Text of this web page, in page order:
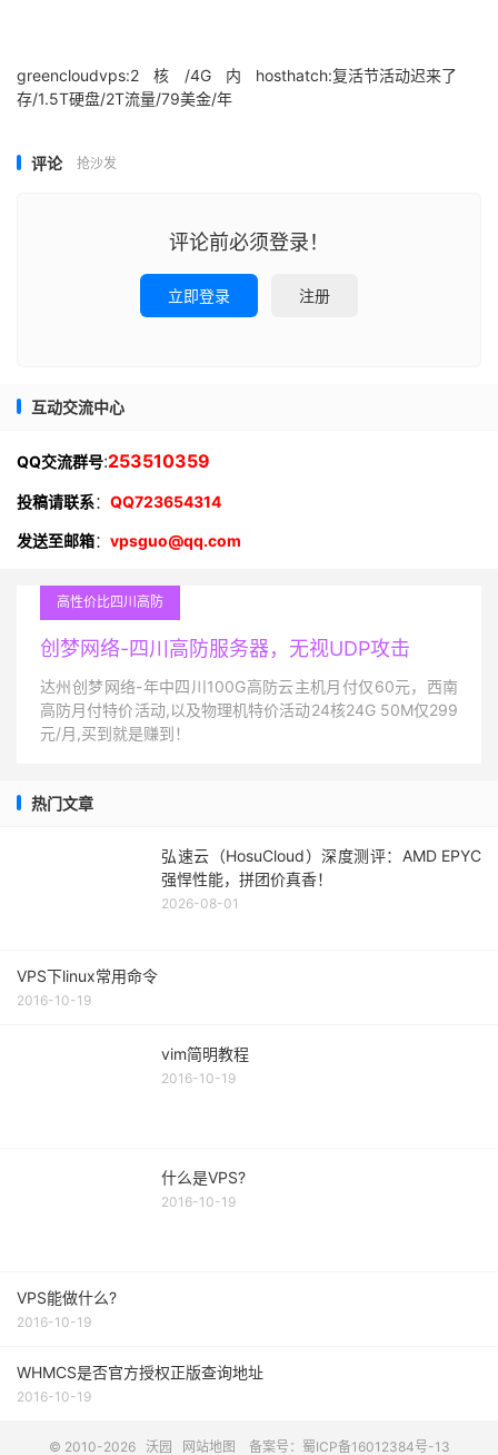
greencloudvps:2核/4G内
存/1.5T硬盘/2T流量/79美金/年
hosthatch:复活节活动迟来了
评论 抢沙发
评论前必须登录！
立即登录 注册
互动交流中心
QQ交流群号:253510359
投稿请联系： QQ723654314
发送至邮箱： vpsguo@qq.com
高性价比四川高防
创梦网络-四川高防服务器，无视UDP攻击
达州创梦网络-年中四川100G高防云主机月付仅60元，西南
高防月付特价活动,以及物理机特价活动24核24G 50M仅299
元/月,买到就是赚到！
热门文章
弘速云（HosuCloud）深度测评：AMD EPYC
强悍性能，拼团价真香！
2026-08-01
VPS下linux常用命令
2016-10-19
vim简明教程
2016-10-19
什么是VPS?
2016-10-19
VPS能做什么?
2016-10-19
WHMCS是否官方授权正版查询地址
2016-10-19
© 2010-2026 沃园 网站地图 备案号：蜀ICP备16012384号-13